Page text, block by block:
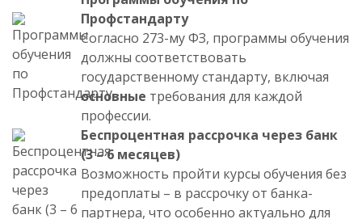
Профстандарту
Согласно 273-му ФЗ, программы обучения
должны соответствовать
государственному стандарту, включая
основные требования для каждой
профессии.
Беспроцентная рассрочка через банк
(3 – 6 месяцев)
Возможность пройти курсы обучения без
предоплаты – в рассрочку от банка-
партнера, что особенно актуально для